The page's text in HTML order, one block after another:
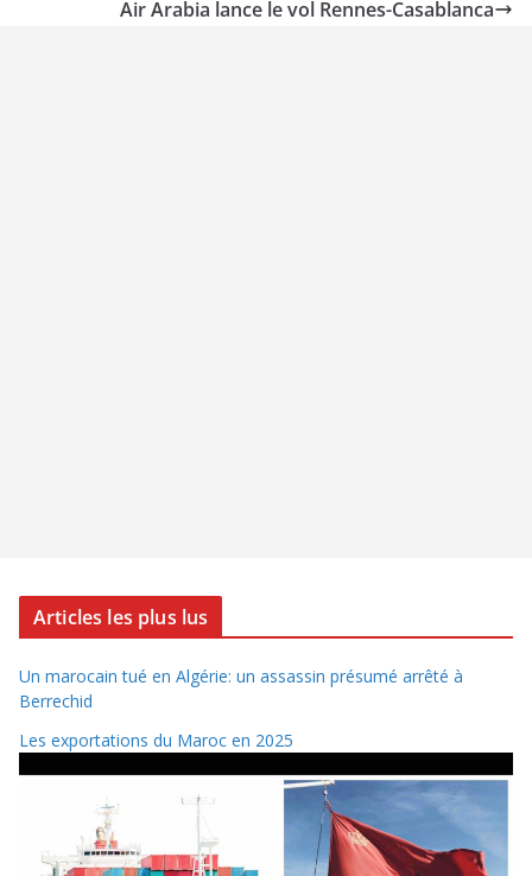
Air Arabia lance le vol Rennes-Casablanca
Articles les plus lus
Un marocain tué en Algérie: un assassin présumé arrêté à
Berrechid
Les exportations du Maroc en 2025